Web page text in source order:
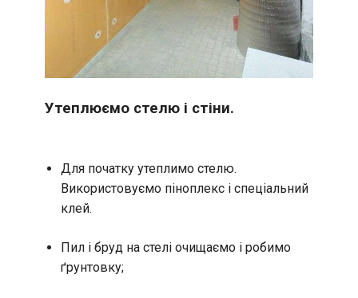
Утеплюємо стелю і стіни.
Для початку утеплимо стелю.
Використовуємо піноплекс і спеціальний
клей.
Пил і бруд на стелі очищаємо і робимо
ґрунтовку;